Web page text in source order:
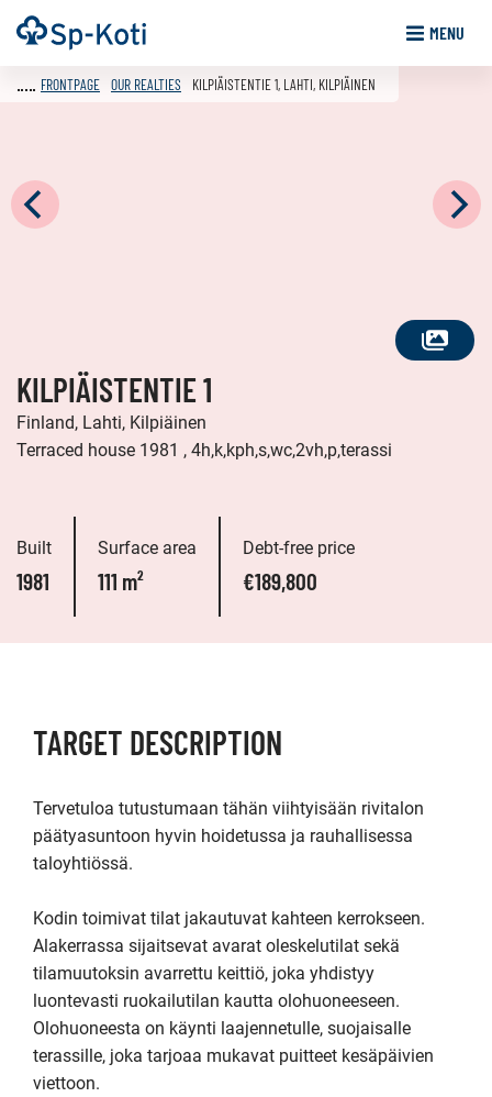
Go
to
Frontpage MENU
SEE
FRONTPAGE OUR REALTIES KILPIÄISTENTIE 1, LAHTI, KILPIÄINEN
KILPIÄISTENTIE 1
Finland, Lahti, Kilpiäinen
Terraced house 1981 , 4h,k,kph,s,wc,2vh,p,terassi
Built
1981
Surface area
111 m²
Debt-free price
€189,800
TARGET DESCRIPTION
Tervetuloa tutustumaan tähän viihtyisään rivitalon
päätyasuntoon hyvin hoidetussa ja rauhallisessa
taloyhtiössä.
Kodin toimivat tilat jakautuvat kahteen kerrokseen.
Alakerrassa sijaitsevat avarat oleskelutilat sekä
tilamuutoksin avarrettu keittiö, joka yhdistyy
luontevasti ruokailutilan kautta olohuoneeseen.
Olohuoneesta on käynti laajennetulle, suojaisalle
terassille, joka tarjoaa mukavat puitteet kesäpäivien
viettoon.